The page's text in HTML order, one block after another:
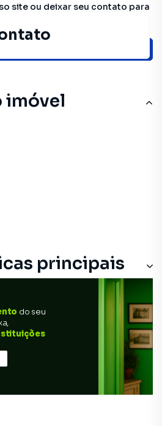
site ou deixar seu contato para
imóvel
principais
do seu